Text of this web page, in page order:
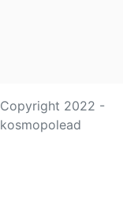
Copyright 2022 -
kosmopolead